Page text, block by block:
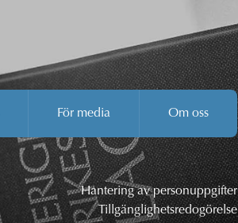
För media Om oss
Hantering av personuppgifter
Tillgänglighetsredogörelse